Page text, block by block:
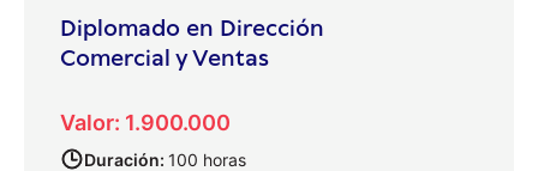
Diplomado en Dirección
Comercial y Ventas
Valor: 1.900.000
Duración: 100 horas